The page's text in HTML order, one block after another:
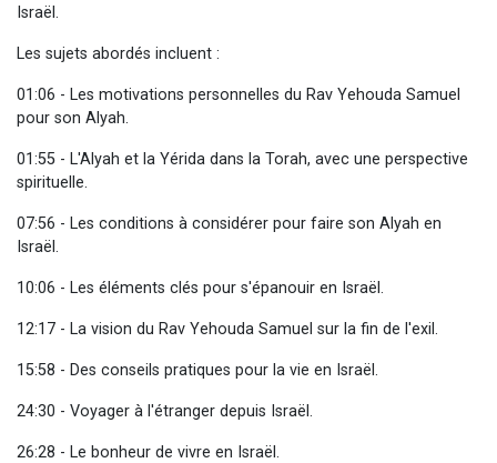
Israël.
Les sujets abordés incluent :
01:06 - Les motivations personnelles du Rav Yehouda Samuel
pour son Alyah.
01:55 - L'Alyah et la Yérida dans la Torah, avec une perspective
spirituelle.
07:56 - Les conditions à considérer pour faire son Alyah en
Israël.
10:06 - Les éléments clés pour s'épanouir en Israël.
12:17 - La vision du Rav Yehouda Samuel sur la fin de l'exil.
15:58 - Des conseils pratiques pour la vie en Israël.
24:30 - Voyager à l'étranger depuis Israël.
26:28 - Le bonheur de vivre en Israël.